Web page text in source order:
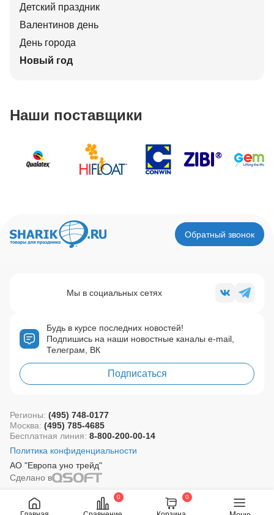
0 0
Детский праздник
Валентинов день
День города
Новый год
Наши поставщики
Обратный звонок
Будь в курсе последних новостей!
Подпишись на наши новостные каналы e-mail,
Телеграм, ВК
Подписаться
Мы в социальных сетях
АО "Европа уно трейд"
Регионы: (495) 748-0177
Москва: (495) 785-4685
Бесплатная линия: 8-800-200-00-14
Политика конфиденциальности
Сделано в